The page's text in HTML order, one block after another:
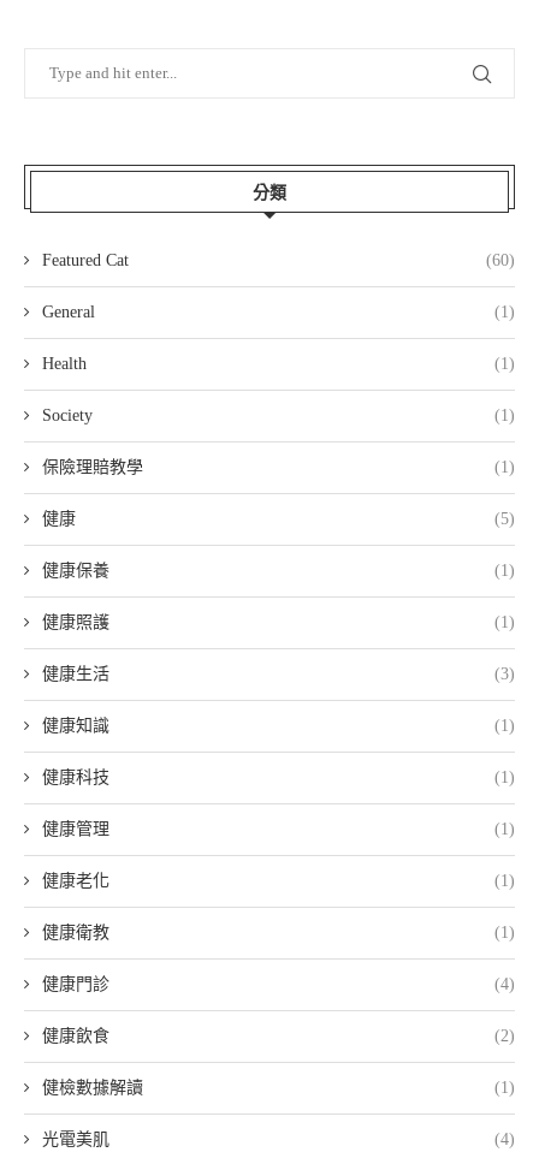
分類
Featured Cat (60)
General (1)
Health (1)
Society (1)
保險理賠教學 (1)
健康 (5)
健康保養 (1)
健康照護 (1)
健康生活 (3)
健康知識 (1)
健康科技 (1)
健康管理 (1)
健康老化 (1)
健康衛教 (1)
健康門診 (4)
健康飲食 (2)
健檢數據解讀 (1)
光電美肌 (4)